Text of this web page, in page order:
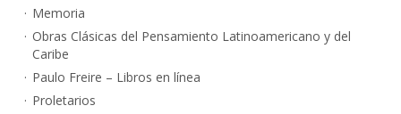
Memoria
Obras Clásicas del Pensamiento Latinoamericano y del
Caribe
Paulo Freire – Libros en línea
Proletarios